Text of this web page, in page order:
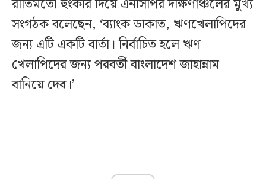
রীতিমতো হুংকার দিয়ে এনসিপির দক্ষিণাঞ্চলের মুখ্য
সংগঠক বলেছেন, ‘ব্যাংক ডাকাত, ঋণখেলাপিদের
জন্য এটি একটি বার্তা। নির্বাচিত হলে ঋণ
খেলাপিদের জন্য পরবর্তী বাংলাদেশ জাহান্নাম
বানিয়ে দেব।’